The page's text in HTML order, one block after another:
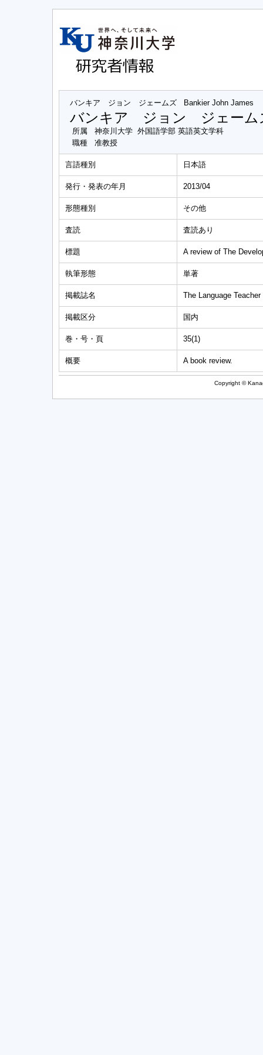
バンキア ジョン ジェームズ Bankier John James
バンキア ジョン ジェーム
所属
神奈川大学 外国語学部 英語英文学科
職種
准教授
言語種別 日本語
発行・発表の年月 2013/04
形態種別 その他
査読 査読あり
標題 A review of The
執筆形態 単著
掲載誌名 The Language Teacher
掲載区分 国内
巻・号・頁 35(1)
概要 A book review.
Copyright ©